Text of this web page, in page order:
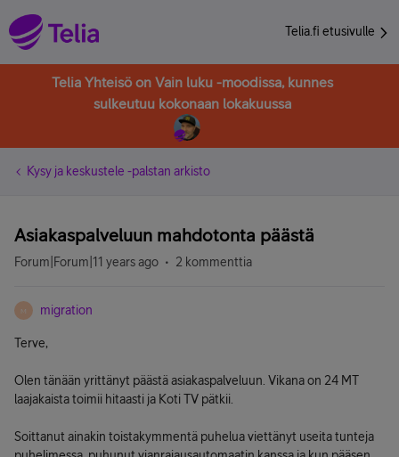
Telia.fi etusivulle
Telia Yhteisö on Vain luku -moodissa, kunnes
sulkeutuu kokonaan lokakuussa
Kysy ja keskustele -palstan arkisto
Asiakaspalveluun mahdotonta päästä
Forum|Forum|11 years ago 2 kommenttia
M migration
Terve,
Olen tänään yrittänyt päästä asiakaspalveluun. Vikana on 24 MT
laajakaista toimii hitaasti ja Koti TV pätkii.
Soittanut ainakin toistakymmentä puhelua viettänyt useita tunteja